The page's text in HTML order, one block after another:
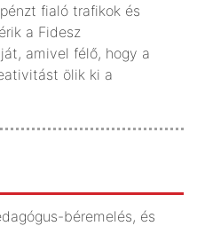
fialó trafikok és
a Fidesz
amivel félő, hogy a
ölik ki a
béremelés, és